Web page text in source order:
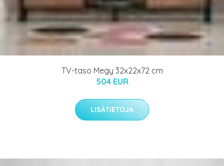
TV-taso Megy 32x22x72 cm
504 EUR
LISÄTIETOJA